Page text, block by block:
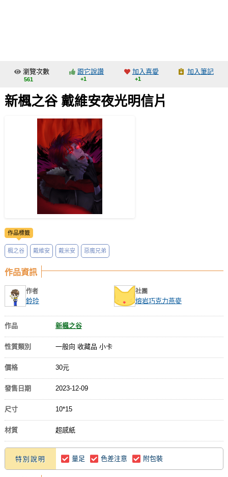
交流中心
攤位轉讓區
註冊會員
登入
瀏覽次數
561
跟它說讚
+1
加入喜愛
+1
加入筆記
新楓之谷 戴維安夜光明信片
作品標籤
楓之谷 戴維安 戴米安 惡魔兄弟
作品資訊
作者
鈴玲
社團
熔岩巧克力燕麥
作品 新楓之谷
性質類別 一般向 收藏品 小卡
價格 30元
發售日期 2023-12-09
尺寸 10*15
材質 超感紙
特別說明 量足 色差注意 附包裝